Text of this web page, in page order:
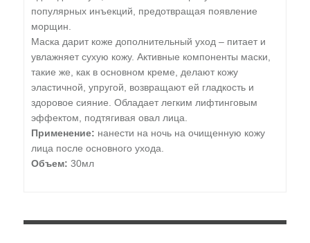
популярных инъекций, предотвращая появление
морщин.
Маска дарит коже дополнительный уход – питает и
увлажняет сухую кожу. Активные компоненты маски,
такие же, как в основном креме, делают кожу
эластичной, упругой, возвращают ей гладкость и
здоровое сияние. Обладает легким лифтинговым
эффектом, подтягивая овал лица.
Применение: нанести на ночь на очищенную кожу
лица после основного ухода.
Объем: 30мл